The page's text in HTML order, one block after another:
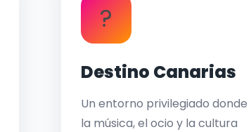
?
Destino Canarias
Un entorno privilegiado donde
la música, el ocio y la cultura